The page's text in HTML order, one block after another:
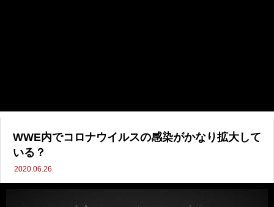
WWE内でコロナウイルスの感染がかなり拡大して
いる？
2020.06.26